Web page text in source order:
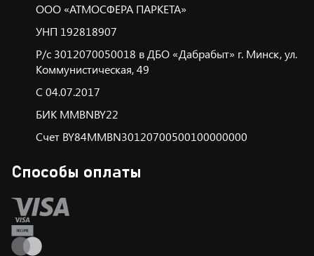
ООО «АТМОСФЕРА ПАРКЕТА»
УНП 192818907
Р/с 3012070050018 в ДБО «Дабрабыт» г. Минск, ул.
Коммунистическая, 49
С 04.07.2017
БИК ММBNBY22
Счет BY84MMBN30120700500100000000
Способы оплаты